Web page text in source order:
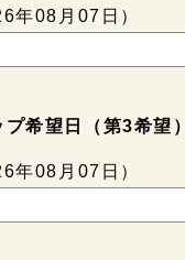
年08月07日）
希望日（第3希望）
年08月07日）